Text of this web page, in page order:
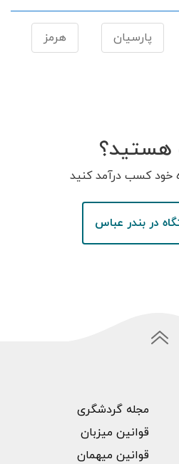
پارسیان هرمز
هستید؟
خود کسب درآمد کنید
در بندر عباس
مجله گردشگری
قوانین میزبان
قوانین میهمان